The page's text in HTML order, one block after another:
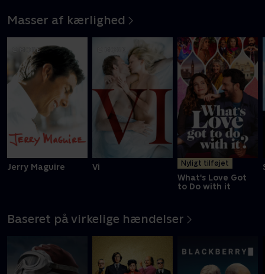
Masser af kærlighed
Jerry Maguire Vi Nyligt tilføjet
What's Love Got
to Do with it
Baseret på virkelige hændelser